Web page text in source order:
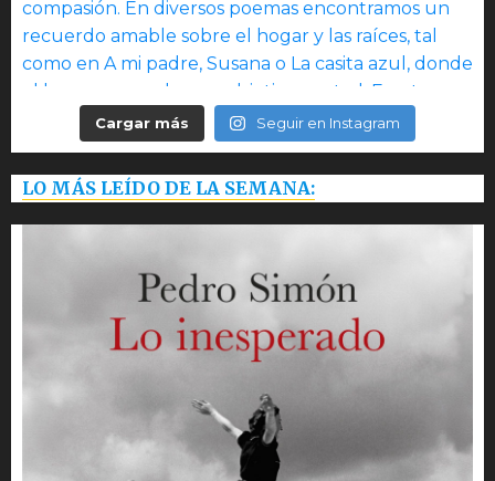
Cargar más Seguir en Instagram
LO MÁS LEÍDO DE LA SEMANA: